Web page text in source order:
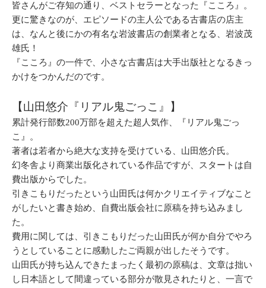
皆さんがご存知の通り、ベストセラーとなった『こころ』。
更に驚きなのが、エピソードの主人公である古書店の店主
は、なんと後にかの有名な岩波書店の創業者となる、岩波茂
雄氏！
『こころ』の一件で、小さな古書店は大手出版社となるきっ
かけをつかんだのです。
【山田悠介『リアル鬼ごっこ』】
累計発行部数200万部を超えた超人気作、『リアル鬼ごっ
こ』。
著者は若者から絶大な支持を受けている、山田悠介氏。
幻冬舎より商業出版化されている作品ですが、スタートは自
費出版からでした。
引きこもりだったという山田氏は何かクリエイティブなこと
がしたいと書き始め、自費出版会社に原稿を持ち込みまし
た。
費用に関しては、引きこもりだった山田氏が何か自分でやろ
うとしていることに感動したご両親が出したそうです。
山田氏が持ち込んできたまったく最初の原稿は、文章は拙い
し日本語として間違っている部分が散見されたりと、一言で